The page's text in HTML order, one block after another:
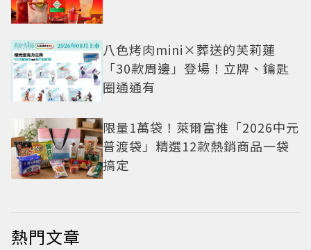
八色烤肉mini×葬送的芙莉蓮
「30款周邊」登場！立牌、鑰匙
圈通通有
限量1萬袋！萊爾富推「2026中元
普渡袋」精選12款熱銷商品一袋
搞定
熱門文章